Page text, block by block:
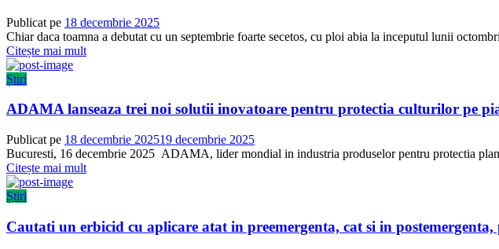
Publicat pe 18 decembrie 2025
Chiar daca toamna a debutat cu un septembrie foarte secetos, cu ploi abia la inceputul lunii
Citește mai mult
Știri
ADAMA lanseaza trei noi solutii inovatoare pentru protectia culturilor pe
Publicat pe 18 decembrie 202519 decembrie 2025
Bucuresti, 16 decembrie 2025 ADAMA, lider mondial in industria produselor pentru protectia
Citește mai mult
Știri
Cautati un erbicid cu aplicare atat in preemergenta, cat si in